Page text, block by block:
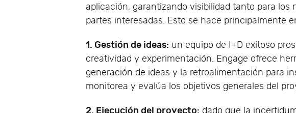
aplicación, garantizando visibilidad tanto para los
partes interesadas. Esto se hace principalmente
1. Gestión de ideas: un equipo de I+D exitoso
creatividad y experimentación. Engage ofrece
generación de ideas y la retroalimentación para
monitorea y evalúa los objetivos generales del
2. Ejecución del proyecto: dado que la